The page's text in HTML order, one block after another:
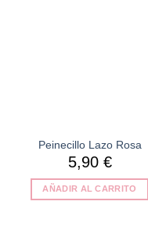
Peinecillo Lazo Rosa
5,90 €
AÑADIR AL CARRITO